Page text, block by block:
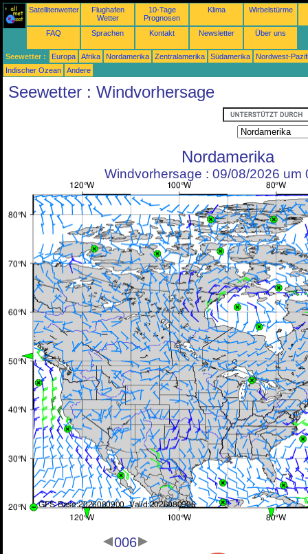
Satellitenwetter
Flughafen
Wetter
10-Tage
Prognosen
Klima Wirbelstürme
FAQ Sprachen Kontakt Newsletter Über uns
Seewetter : Europa Afrika Nordamerika Zentralamerika Südamerika
Nordwest-
Indischer Ozean
Andere
Seewetter : Windvorhersage
Nordamerika
Windvorhersage : 09/08/2026 um
006